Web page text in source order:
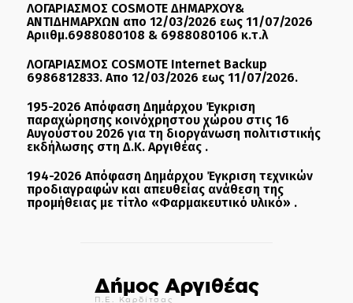
ΛΟΓΑΡΙΑΣΜΟΣ COSMOTE ΔΗΜΑΡΧΟΥ&
ΑΝΤΙΔΗΜΑΡΧΩΝ απο 12/03/2026 εως 11/07/2026
Αριιθμ.6988080108 & 6988080106 κ.τ.λ
ΛΟΓΑΡΙΑΣΜΟΣ COSMOTE Internet Backup
6986812833. Απο 12/03/2026 εως 11/07/2026.
195-2026 Απόφαση Δημάρχου Έγκριση
παραχώρησης κοινόχρηστου χώρου στις 16
Αυγούστου 2026 για τη διοργάνωση πολιτιστικής
εκδήλωσης στη Δ.Κ. Αργιθέας .
194-2026 Απόφαση Δημάρχου Έγκριση τεχνικών
προδιαγραφών και απευθείας ανάθεση της
προμήθειας με τίτλο «Φαρμακευτικό υλικό» .
Δήμος Αργιθέας
Π.Ε. Καρδίτσας